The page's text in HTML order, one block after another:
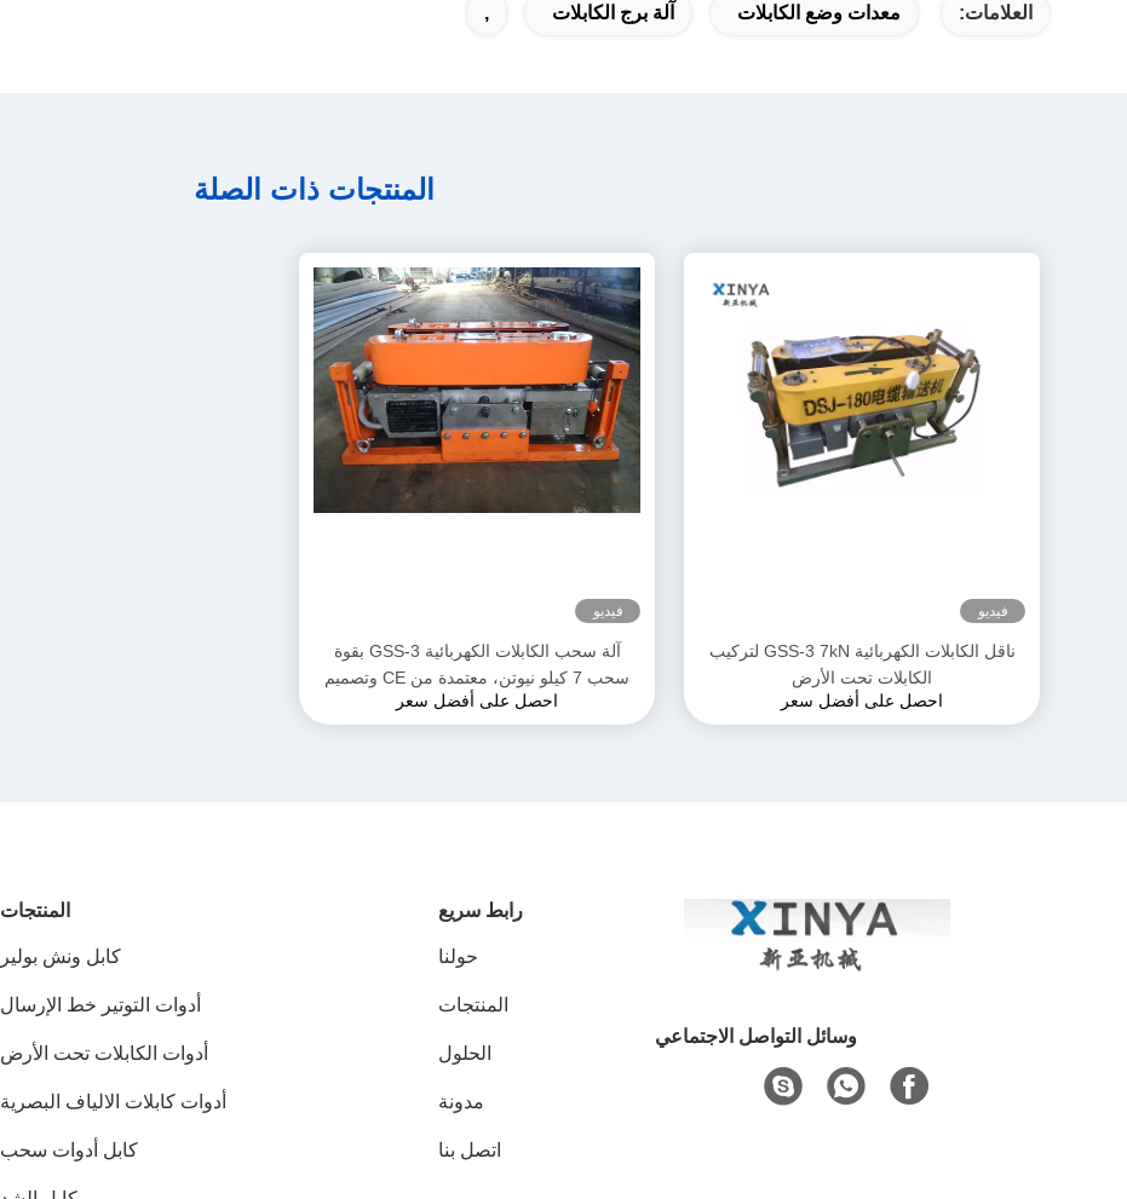
العلامات: معدات وضع الكابلات آلة برج الكابلات ,
المنتجات ذات الصلة
فيديو
ناقل الكابلات الكهربائية GSS-3 7kN لتركيب
الكابلات تحت الأرض
احصل على أفضل سعر
فيديو
آلة سحب الكابلات الكهربائية GSS-3 بقوة
سحب 7 كيلو نيوتن، معتمدة من CE وتصميم
مدمج لتركيب كابلات الطاقة الأرضية
احصل على أفضل سعر
وسائل التواصل الاجتماعي
رابط سريع
حولنا
المنتجات
الحلول
مدونة
اتصل بنا
المنتجات
كابل ونش بولير
أدوات التوتير خط الإرسال
أدوات الكابلات تحت الأرض
أدوات كابلات الالياف البصرية
كابل أدوات سحب